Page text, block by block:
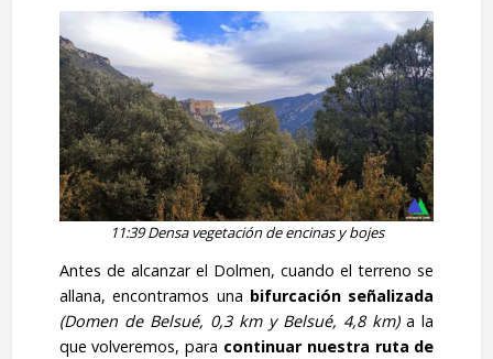
11:39 Densa vegetación de encinas y bojes
Antes de alcanzar el Dolmen, cuando el terreno se
allana, encontramos una bifurcación señalizada
(Domen de Belsué, 0,3 km y Belsué, 4,8 km)a la
que volveremos, para continuar nuestra ruta de